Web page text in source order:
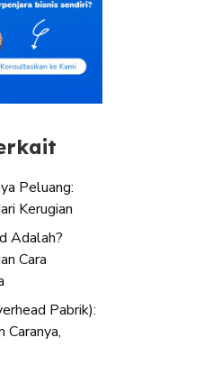
Peluang:
Kerugian
Adalah?
Cara
Pabrik):
Caranya,